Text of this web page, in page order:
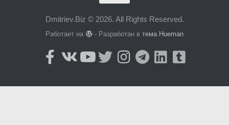
Dmitriev.Biz © 2026. All Rights Reserved.
Работает на - Разработан в тема Hueman